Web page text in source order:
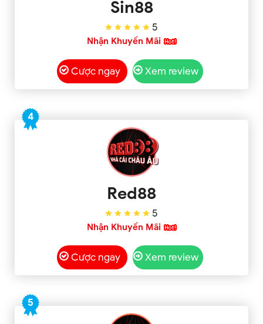
Sin88
5
Nhận Khuyến Mãi
Cược ngay Xem review
4
Red88
5
Nhận Khuyến Mãi
Cược ngay Xem review
5